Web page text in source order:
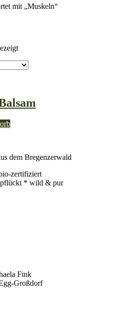
mit „Muskeln“
dem Bregenzerwald
zertifiziert
* wild & pur
Fink
Großdorf